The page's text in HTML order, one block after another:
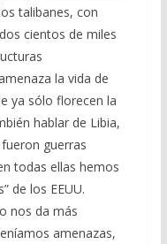
talibanes, con
cientos de miles
la vida de
ya sólo florecen la
hablar de Libia,
guerras
todas ellas hemos
de los EEUU.
nos da más
amenazas,